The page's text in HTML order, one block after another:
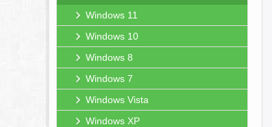
Windows 11
Windows 10
Windows 8
Windows 7
Windows Vista
Windows XP